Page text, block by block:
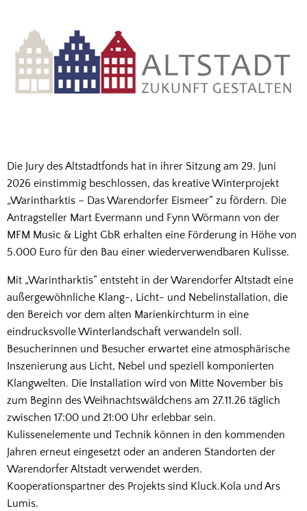
Die Jury des Altstadtfonds hat in ihrer Sitzung am 29. Juni
2026 einstimmig beschlossen, das kreative Winterprojekt
„Warintharktis – Das Warendorfer Eismeer“ zu fördern. Die
Antragsteller Mart Evermann und Fynn Wörmann von der
MFM Music & Light GbR erhalten eine Förderung in Höhe von
5.000 Euro für den Bau einer wiederverwendbaren Kulisse.
Mit „Warintharktis“ entsteht in der Warendorfer Altstadt eine
außergewöhnliche Klang-, Licht- und Nebelinstallation, die
den Bereich vor dem alten Marienkirchturm in eine
eindrucksvolle Winterlandschaft verwandeln soll.
Besucherinnen und Besucher erwartet eine atmosphärische
Inszenierung aus Licht, Nebel und speziell komponierten
Klangwelten. Die Installation wird von Mitte November bis
zum Beginn des Weihnachtswäldchens am 27.11.26 täglich
zwischen 17:00 und 21:00 Uhr erlebbar sein.
Kulissenelemente und Technik können in den kommenden
Jahren erneut eingesetzt oder an anderen Standorten der
Warendorfer Altstadt verwendet werden.
Kooperationspartner des Projekts sind Kluck.Kola und Ars
Lumis.